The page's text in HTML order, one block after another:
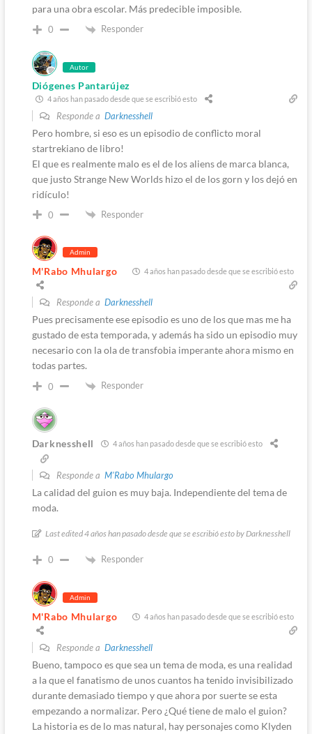
para una obra escolar. Más predecible imposible.
0 Responder
Autor
Diógenes Pantarújez
4 años han pasado desde que se escribió esto
Responde a Darknesshell
Pero hombre, si eso es un episodio de conflicto moral
startrekiano de libro!
El que es realmente malo es el de los aliens de marca blanca,
que justo Strange New Worlds hizo el de los gorn y los dejó en
ridículo!
0 Responder
Admin
M'Rabo Mhulargo 4 años han pasado desde que se escribió esto
Responde a Darknesshell
Pues precisamente ese episodio es uno de los que mas me ha
gustado de esta temporada, y además ha sido un episodio muy
necesario con la ola de transfobia imperante ahora mismo en
todas partes.
0 Responder
Darknesshell 4 años han pasado desde que se escribió esto
Responde a M'Rabo Mhulargo
La calidad del guion es muy baja. Independiente del tema de
moda.
Last edited 4 años han pasado desde que se escribió esto by Darknesshell
0 Responder
Admin
M'Rabo Mhulargo 4 años han pasado desde que se escribió esto
Responde a Darknesshell
Bueno, tampoco es que sea un tema de moda, es una realidad
a la que el fanatismo de unos cuantos ha tenido invisibilizado
durante demasiado tiempo y que ahora por suerte se esta
empezando a normalizar. Pero ¿Qué tiene de malo el guion?
La historia es de lo mas natural, hay personajes como Klyden